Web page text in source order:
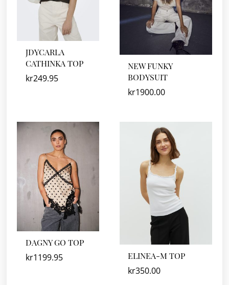
JDYCARLA
CATHINKA TOP
kr249.95
NEW FUNKY
BODYSUIT
kr1900.00
DAGNY GO TOP
kr1199.95 ELINEA-M TOP
kr350.00